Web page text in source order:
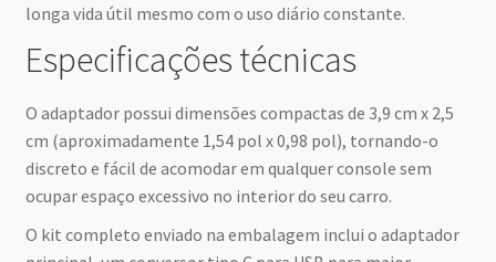
longa vida útil mesmo com o uso diário constante.
Especificações técnicas
O adaptador possui dimensões compactas de 3,9 cm x 2,5
cm (aproximadamente 1,54 pol x 0,98 pol), tornando-o
discreto e fácil de acomodar em qualquer console sem
ocupar espaço excessivo no interior do seu carro.
O kit completo enviado na embalagem inclui o adaptador